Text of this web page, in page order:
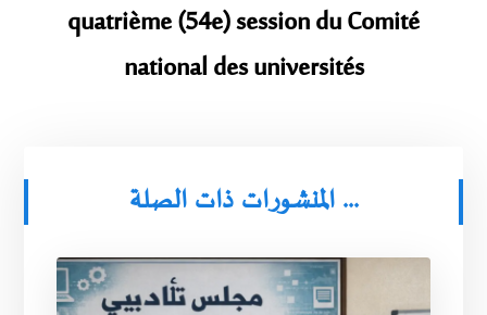
quatrième (54e) session du Comité
national des universités
المنشورات ذات الصلة ...